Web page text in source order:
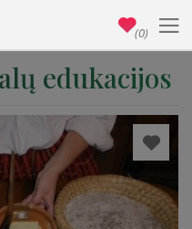
edukacijos
(0)